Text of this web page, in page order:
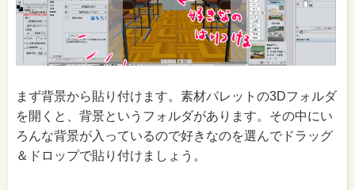
まず背景から貼り付けます。素材パレットの3Dフォルダ
を開くと、背景というフォルダがあります。その中にい
ろんな背景が入っているので好きなのを選んでドラッグ
＆ドロップで貼り付けましょう。